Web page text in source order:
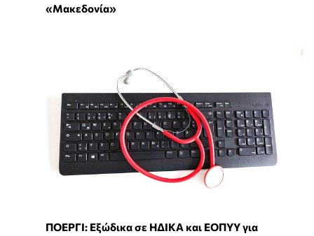
«Μακεδονία»
ΠΟΕΡΓΙ: Εξώδικα σε ΗΔΙΚΑ και ΕΟΠΥΥ για